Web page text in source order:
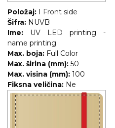
Položaj: I Front side
Šifra: NUVB
Ime:
UV LED printing -
name printing
Max. boja: Full Color
Max. širina (mm): 50
Max. visina (mm): 100
Fiksna veličina: Ne